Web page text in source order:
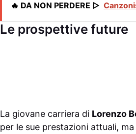
🔥 DA NON PERDERE ▷
Le prospettive future
La giovane carriera di Lorenzo
per le sue prestazioni attuali,